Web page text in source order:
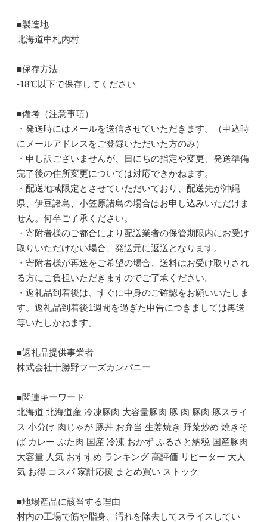
■製造地
北海道中札内村
■保存方法
-18℃以下で保存してください
■備考（注意事項）
・発送時にはメールを送信させていただきます。（申込時
にメールアドレスをご登録いただいた方のみ）
・申し訳ございませんが、日にちの指定や変更、発送準備
完了後の住所変更については対応できかねます。
・配送地域限定とさせていただいており、配送先が沖縄
県、伊豆諸島、小笠原諸島の場合はお申し込みいただけま
せん。何卒ご了承ください。
・寄附者様のご都合により配送業者の保管期限内にお受け
取りいただけない場合、発送元に返送となります。
・寄附者様が再送をご希望の場合、送料はお受け取りされ
る方にご負担いただきますのでご了承ください。
・返礼品到着後は、すぐに中身のご確認をお願いいたしま
す。返礼品到着後1週間を過ぎた申告につきましては再送
等いたしかねます。
■返礼品提供事業者
株式会社十勝野フーズカンパニー
■関連キーワード
北海道 北海道産 冷凍豚肉 大容量豚肉 豚 肉 豚肉 豚スライ
ス 小分け 肉じゃが 豚丼 お弁当 生姜焼き 野菜炒め 焼きそ
ば カレー ぶた肉 国産 冷凍 おかず ふるさと納税 国産豚肉
大容量 人気 おすすめ ランキング 高評価 リピーター 大人
気 お得 コスパ 家計応援 まとめ買い ストック
■地場産品に該当する理由
村内の工場で筋や脂身、汚れを除去してスライスしてい